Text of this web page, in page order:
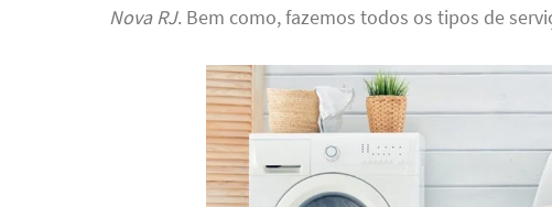
Nova RJ. Bem como, fazemos todos os tipos de